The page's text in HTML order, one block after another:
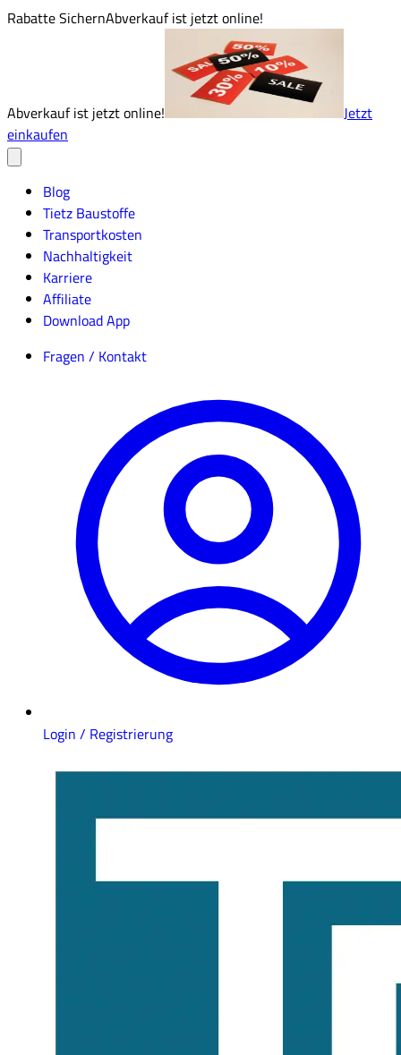
Rabatte SichernAbverkauf ist jetzt online!
Abverkauf ist jetzt online!
Jetzt
einkaufen
Blog
Tietz Baustoffe
Transportkosten
Nachhaltigkeit
Karriere
Affiliate
Download App
Fragen / Kontakt
Login / Registrierung